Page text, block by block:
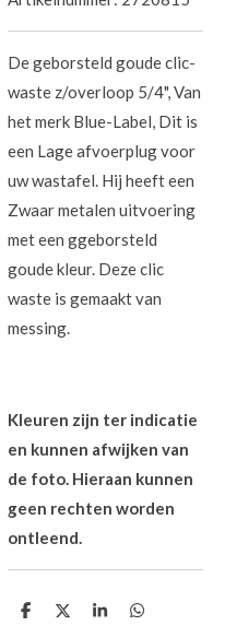
De geborsteld goude clic-
waste z/overloop 5/4", Van
het merk Blue-Label, Dit is
een Lage afvoerplug voor
uw wastafel. Hij heeft een
Zwaar metalen uitvoering
met een ggeborsteld
goude kleur. Deze clic
waste is gemaakt van
messing.
Kleuren zijn ter indicatie
en kunnen afwijken van
de foto. Hieraan kunnen
geen rechten worden
ontleend.
D
D
S
D